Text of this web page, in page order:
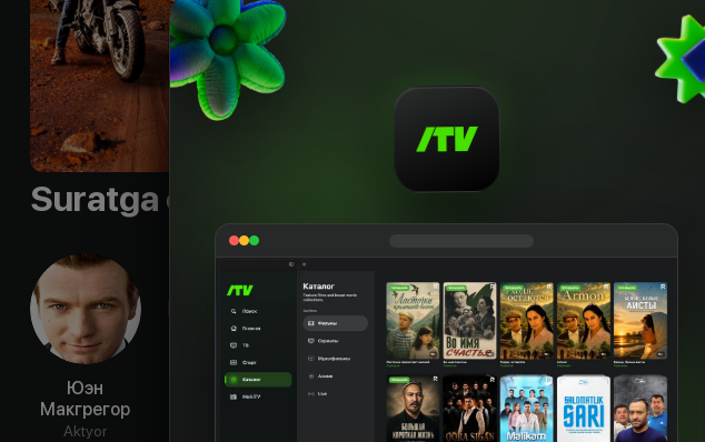
Suratga olish guruhi
Юэн
Макгрегор
Aktyor
Дэвид
Расс Малкин
Чарли
Бурмен
Aktyor
Джеймс
Саймак
Aktyor